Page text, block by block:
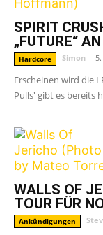
SPIRIT
„FUTURE“ AN
Hardcore Simon -
Erscheinen wird die
Pulls' gibt es bereits
WALLS OF
TOUR FÜR
Ankündigungen